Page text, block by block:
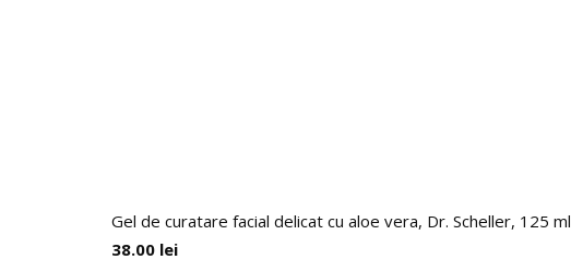
Gel de curatare facial delicat cu aloe vera, Dr. Scheller, 125 ml
38.00 lei